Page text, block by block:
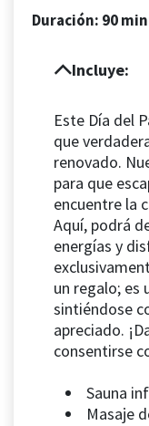
Duración: 90
Incluye:
Este Día del
que
renovado.
para que
encuentre la
Aquí, podrá
energías y
un regalo; es
sintiéndose
apreciado.
consentirse
Sauna
Masaje